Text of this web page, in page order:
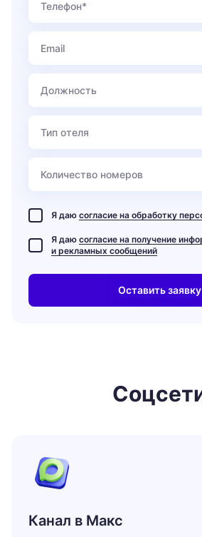
Тип отеля
Я даю согласие на обработку
Я даю согласие на получение
и рекламных сообщений
Канал в Макс